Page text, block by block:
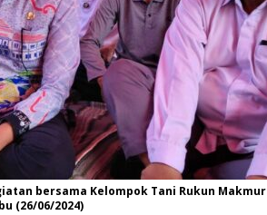
bersama Kelompok Tani Rukun
(26/06/2024)